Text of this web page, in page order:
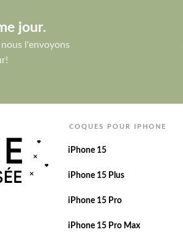
jour.
l'envoyons
COQUES POUR IPHONE
iPhone 15
iPhone 15 Plus
iPhone 15 Pro
iPhone 15 Pro Max